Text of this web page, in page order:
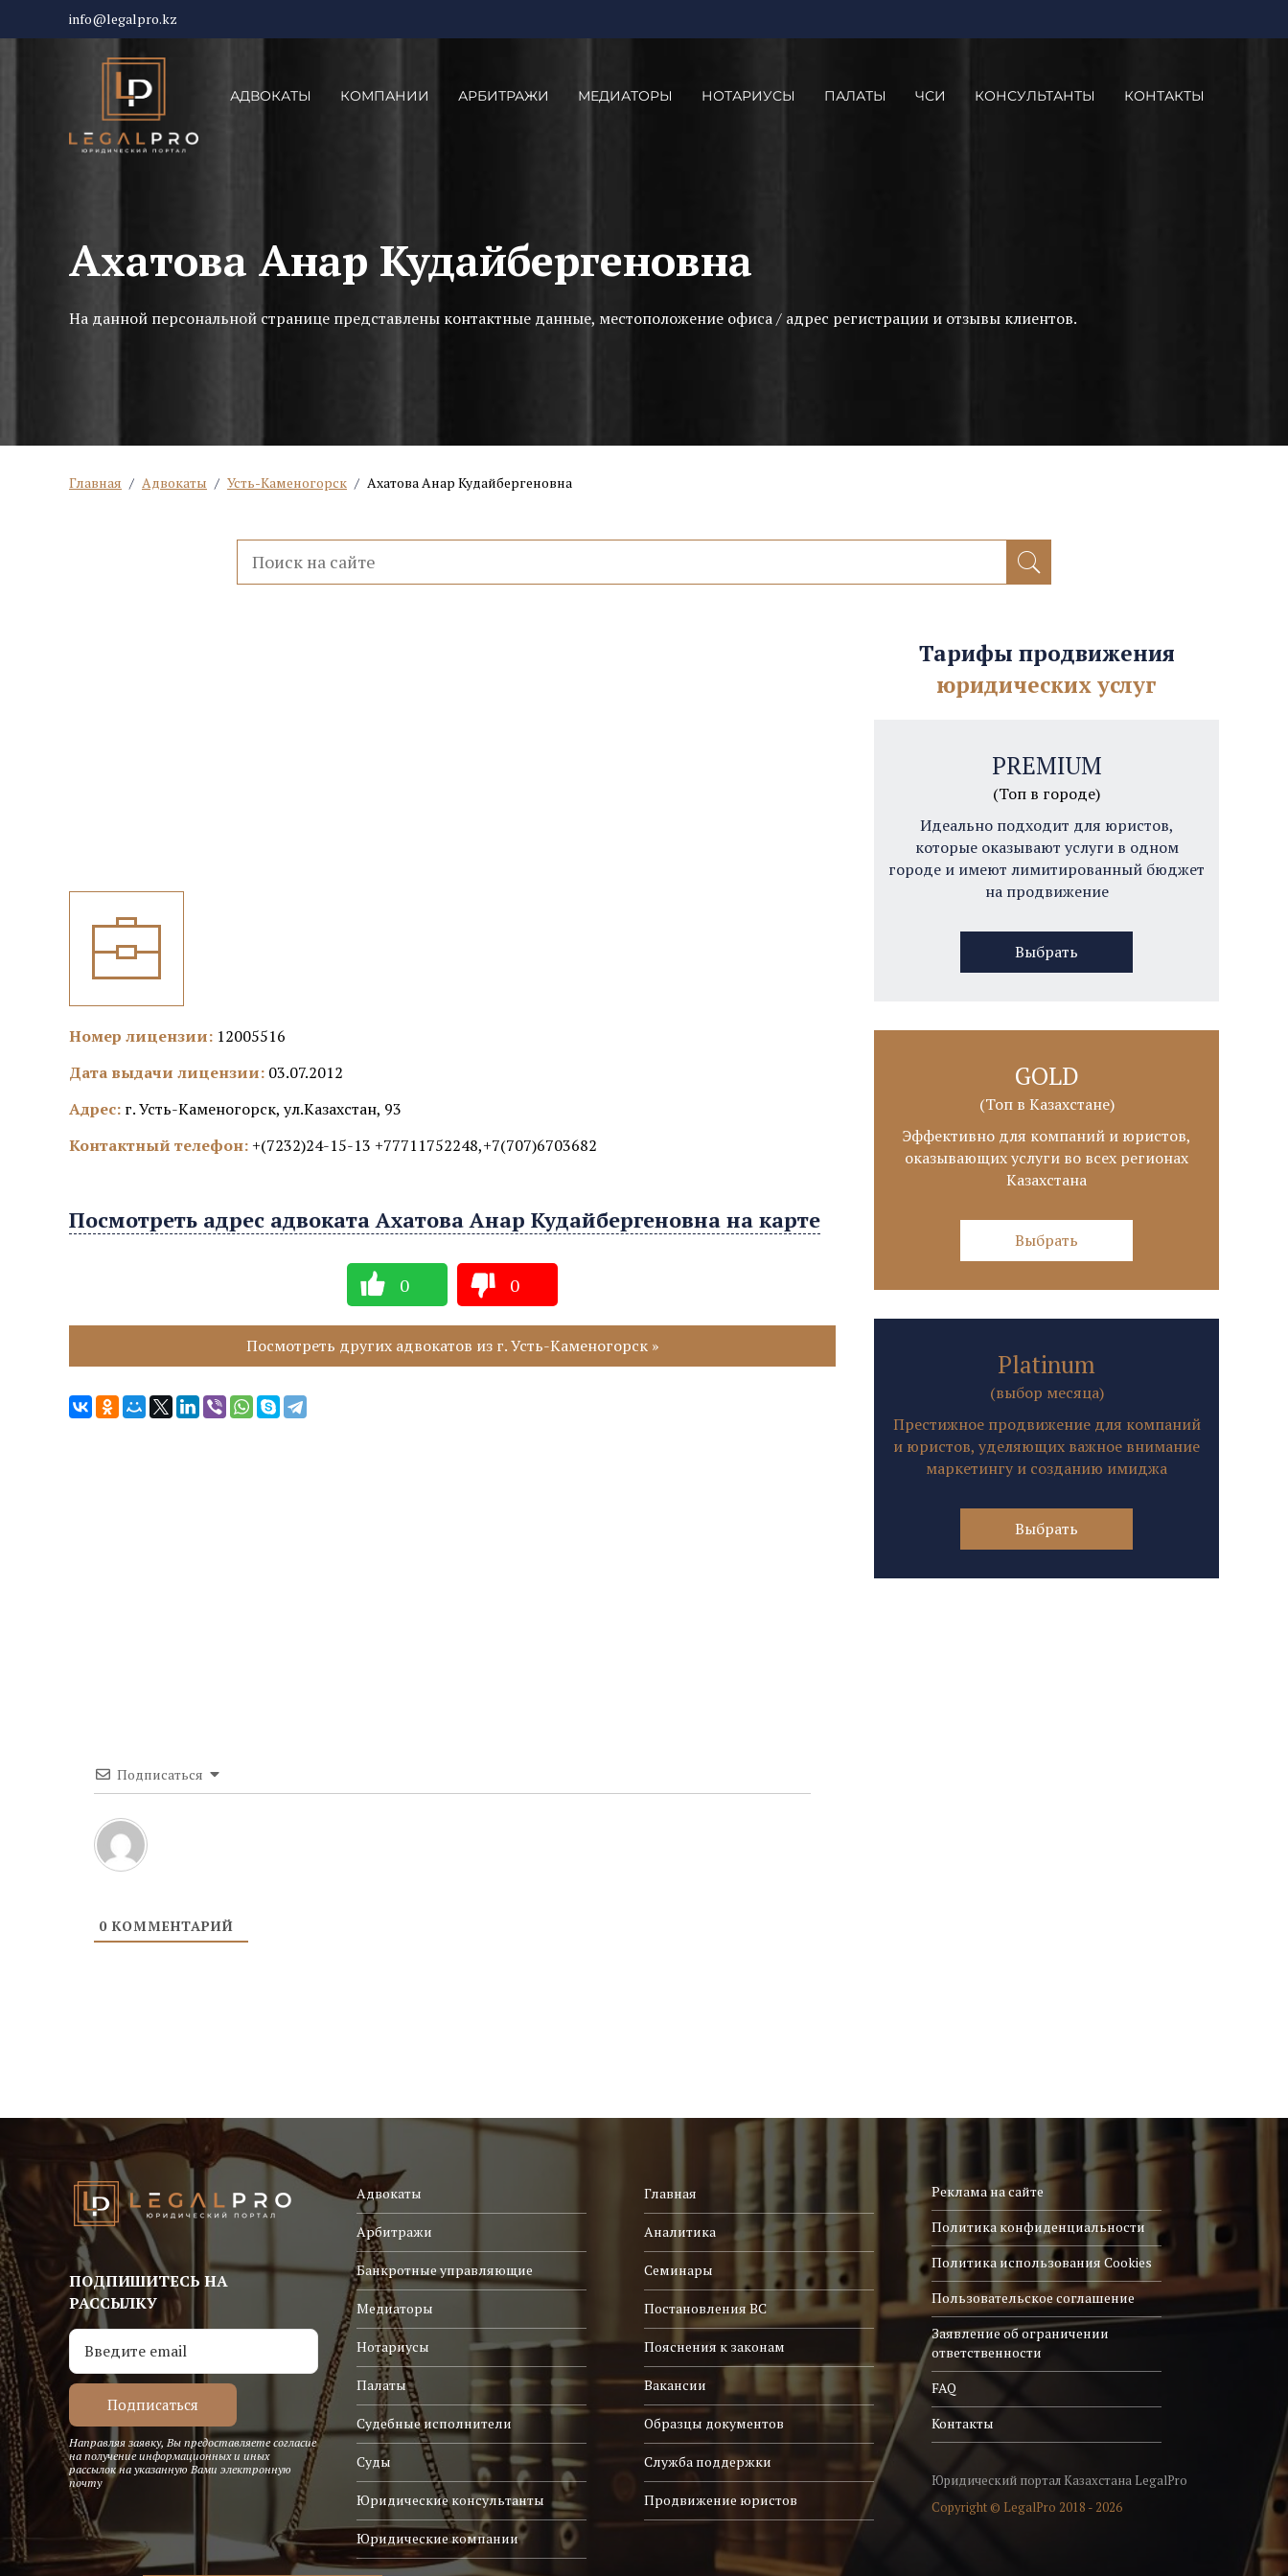
info@legalpro.kz
АДВОКАТЫ КОМПАНИИ АРБИТРАЖИ МЕДИАТОРЫ НОТАРИУСЫ ПАЛАТЫ ЧСИ КОНСУЛЬТАНТЫ КОНТАКТЫ
Ахатова Анар Кудайбергеновна
На данной персональной странице представлены контактные данные, местоположение офиса / адрес регистрации и отзывы клиентов.
Главная / Адвокаты / Усть-Каменогорск / Ахатова Анар Кудайбергеновна
Номер лицензии: 12005516
Дата выдачи лицензии: 03.07.2012
Адрес: г. Усть-Каменогорск, ул.Казахстан, 93
Контактный телефон: +(7232)24-15-13 +77711752248,+7(707)6703682
Посмотреть адрес адвоката Ахатова Анар Кудайбергеновна на карте
0 0
Посмотреть других адвокатов из г. Усть-Каменогорск »
Подписаться
0 КОММЕНТАРИЙ
Тарифы продвижения
юридических услуг
PREMIUM
(Топ в городе)
Идеально подходит для юристов,
которые оказывают услуги в одном
городе и имеют лимитированный бюджет
на продвижение
Выбрать
GOLD
(Топ в Казахстане)
Эффективно для компаний и юристов,
оказывающих услуги во всех регионах
Казахстана
Выбрать
Platinum
(выбор месяца)
Престижное продвижение для компаний
и юристов, уделяющих важное внимание
маркетингу и созданию имиджа
Выбрать
ПОДПИШИТЕСЬ НА
РАССЫЛКУ
Направляя заявку, Вы предоставляете согласие
на получение информационных и иных
рассылок на указанную Вами электронную
почту
Адвокаты
Арбитражи
Банкротные управляющие
Медиаторы
Нотариусы
Палаты
Судебные исполнители
Суды
Юридические консультанты
Юридические компании
Главная
Аналитика
Семинары
Постановления ВС
Пояснения к законам
Вакансии
Образцы документов
Служба поддержки
Продвижение юристов
Реклама на сайте
Политика конфиденциальности
Политика использования Cookies
Пользовательское соглашение
Заявление об ограничении
ответственности
FAQ
Контакты
Юридический портал Казахстана LegalPro
Copyright © LegalPro 2018 - 2026